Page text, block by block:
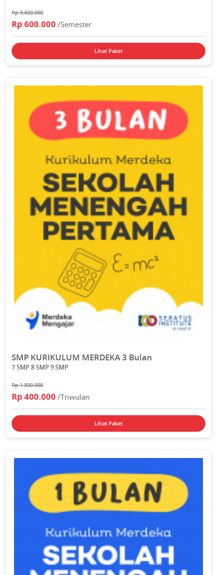
Rp 3.600.000
Rp 600.000/Semester
Lihat Paket
SMP KURIKULUM MERDEKA 3 Bulan
7 SMP 8 SMP 9 SMP
Rp 1.800.000
Rp 400.000/Triwulan
Lihat Paket